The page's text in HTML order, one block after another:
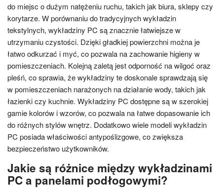
do miejsc o dużym natężeniu ruchu, takich jak biura, sklepy czy
korytarze. W porównaniu do tradycyjnych wykładzin
tekstylnych, wykładziny PC są znacznie łatwiejsze w
utrzymaniu czystości. Dzięki gładkiej powierzchni można je
łatwo odkurzać i myć, co pozwala na zachowanie higieny w
pomieszczeniach. Kolejną zaletą jest odporność na wilgoć oraz
pleśń, co sprawia, że wykładziny te doskonale sprawdzają się
w pomieszczeniach narażonych na działanie wody, takich jak
łazienki czy kuchnie. Wykładziny PC dostępne są w szerokiej
gamie kolorów i wzorów, co pozwala na łatwe dopasowanie ich
do różnych stylów wnętrz. Dodatkowo wiele modeli wykładzin
PC posiada właściwości antypoślizgowe, co zwiększa
bezpieczeństwo użytkowników.
Jakie są różnice między wykładzinami
PC a panelami podłogowymi?